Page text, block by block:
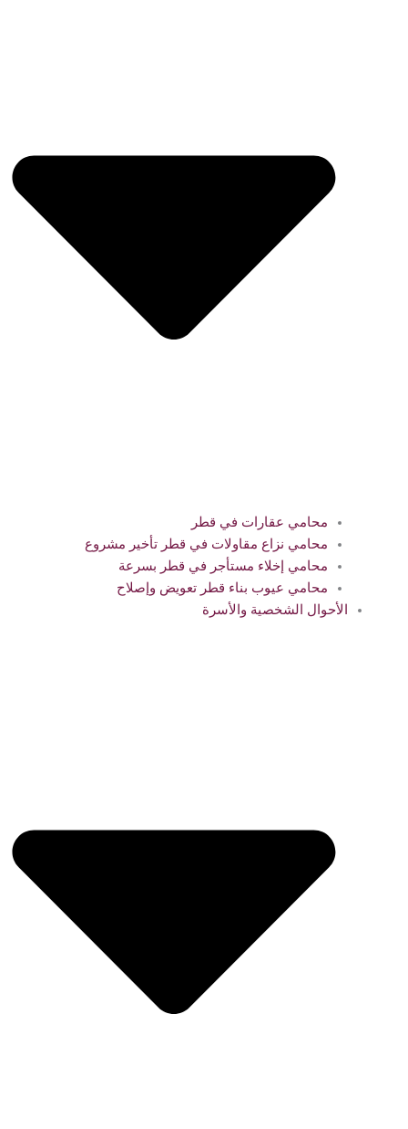
محامي عقارات في قطر
محامي نزاع مقاولات في قطر تأخير مشروع
محامي إخلاء مستأجر في قطر بسرعة
محامي عيوب بناء قطر تعويض وإصلاح
الأحوال الشخصية والأسرة